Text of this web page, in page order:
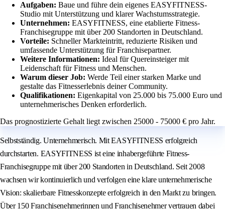
Aufgaben: Baue und führe dein eigenes EASYFITNESS-
Studio mit Unterstützung und klarer Wachstumsstrategie.
Unternehmen: EASYFITNESS, eine etablierte Fitness-
Franchisegruppe mit über 200 Standorten in Deutschland.
Vorteile: Schneller Markteintritt, reduzierte Risiken und
umfassende Unterstützung für Franchisepartner.
Weitere Informationen: Ideal für Quereinsteiger mit
Leidenschaft für Fitness und Menschen.
Warum dieser Job: Werde Teil einer starken Marke und
gestalte das Fitnesserlebnis deiner Community.
Qualifikationen: Eigenkapital von 25.000 bis 75.000 Euro und
unternehmerisches Denken erforderlich.
Das prognostizierte Gehalt liegt zwischen 25000 - 75000 € pro Jahr.
Selbstständig. Unternehmerisch. Mit EASYFITNESS erfolgreich
durchstarten. EASYFITNESS ist eine inhabergeführte Fitness-
Franchisegruppe mit über 200 Standorten in Deutschland. Seit 2008
wachsen wir kontinuierlich und verfolgen eine klare unternehmerische
Vision: skalierbare Fitnesskonzepte erfolgreich in den Markt zu bringen.
Über 150 Franchisenehmerinnen und Franchisenehmer vertrauen dabei